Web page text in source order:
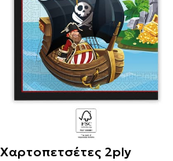
Χαρτοπετσέτες 2ply